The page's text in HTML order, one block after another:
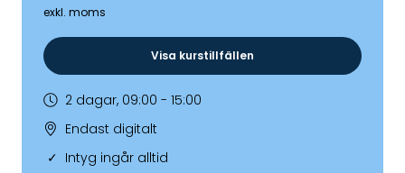
exkl. moms
Visa kurstillfällen
2 dagar, 09:00 - 15:00
Endast digitalt
Intyg ingår alltid